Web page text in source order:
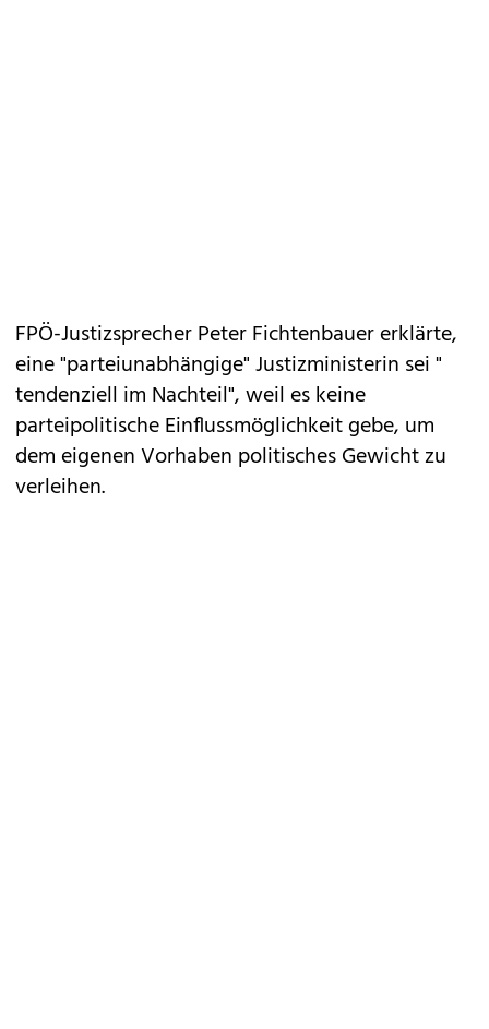
FPÖ-Justizsprecher Peter Fichtenbauer erklärte,
eine "parteiunabhängige" Justizministerin sei "
tendenziell im Nachteil", weil es keine
parteipolitische Einflussmöglichkeit gebe, um
dem eigenen Vorhaben politisches Gewicht zu
verleihen.